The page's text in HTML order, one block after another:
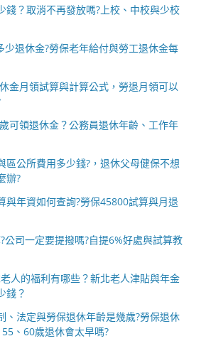
錢？取消不再發放嗎?上校、中校與少校
退休金?勞保老年給付與勞工退休金每
金月領試算與計算公式，勞退月領可以
可領退休金？公務員退休年齡、工作年
區公所費用多少錢?，退休父母健保不想
辦?
與年資如何查詢?勞保45800試算與月退
公司一定要提撥嗎?自提6%好處與試算教
人的福利有哪些？新北老人津貼與年金
錢？
、法定與勞保退休年齡是幾歲?勞保退休
、60歲退休會太早嗎?